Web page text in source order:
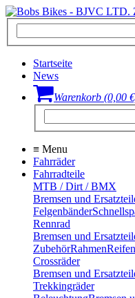
Startseite
News
Warenkorb (0,00
≡ Menu
Fahrräder
Fahrradteile
MTB / Dirt / BMX
Bremsen und
Felgenbänder
Rennrad
Bremsen und
ZubehörRahmenReifen
Crossräder
Bremsen und
Trekkingräder